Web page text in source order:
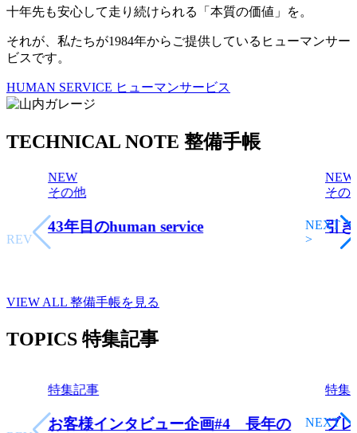
十年先も安心して走り続けられる「本質の価値」を。
それが、私たちが1984年からご提供しているヒューマンサー
ビスです。
HUMAN SERVICE ヒューマンサービス
TECHNICAL NOTE 整備手帳
NEW
その他
43年目のhuman service
NEW
その
引
PREV
NEXT
>
VIEW ALL 整備手帳を見る
TOPICS 特集記事
特集記事
お客様インタビュー企画#4 長年の
特集
ブ
NEXT